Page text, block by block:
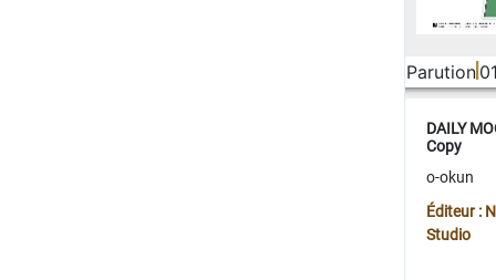
Parution
DAILY
Copy
o-okun
Éditeur :
Studio